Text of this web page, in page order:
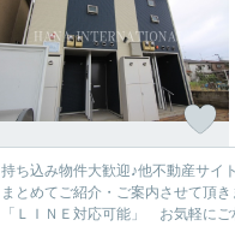
持ち込み物件大歓迎♪他不動産サイ
まとめてご紹介・ご案内させて頂
「ＬＩＮＥ対応可能」 お気軽に